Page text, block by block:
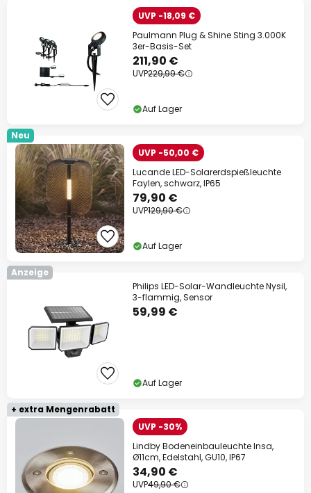
UVP -18,09 €
Paulmann Plug & Shine Sting 3.000K
3er-Basis-Set
211,90 €
UVP229,99 €
Auf Lager
Neu
UVP -50,00 €
Lucande LED-Solarerdspießleuchte
Faylen, schwarz, IP65
79,90 €
UVP129,90 €
Auf Lager
Anzeige
Philips LED-Solar-Wandleuchte Nysil,
3-flammig, Sensor
59,99 €
Auf Lager
+ extra Mengenrabatt
UVP -30%
Lindby Bodeneinbauleuchte Insa,
Ø11cm, Edelstahl, GU10, IP67
34,90 €
UVP49,90 €